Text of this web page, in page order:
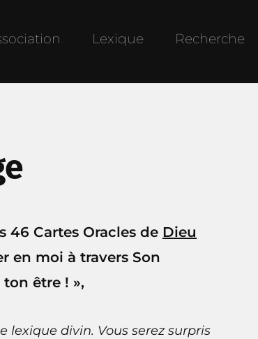
Lexique Recherche
46 Cartes Oracles de Dieu
en moi à travers Son
être ! »,
lexique divin. Vous serez surpris